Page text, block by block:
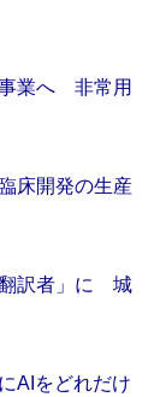
事業へ 非常用
床開発の生産
翻訳者」に 城
AIをどれだけ